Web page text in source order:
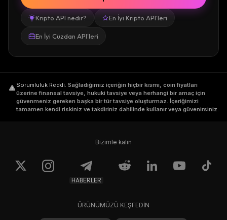
Kripto API nedir? En İyi Kripto API'leri
En İyi Cüzdan API'leri
Sorumluluk Reddi. Sağladığımız içeriğin hiçbir kısmı, coin fiyatları
üzerine finansal tavsiye, hukuki tavsiye veya herhangi bir amaç için
güvenmeniz gereken başka bir tür tavsiye oluşturmaz. İçeriğimizi
tamamen kendi riskiniz ve takdiriniz dahilinde kullanır veya güvenirsiniz.
Bizimle kalın
HABERLER
ÜRÜNÜMÜZÜ KEŞFEDİN